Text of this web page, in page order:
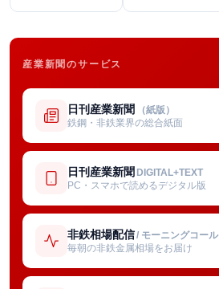
産業新聞のサービス
日刊産業新聞 （紙版）
鉄鋼・非鉄業界の総合紙面
日刊産業新聞 DIGITAL+TEXT
PC・スマホで読めるデジタル版
非鉄相場配信/ モーニングコール
毎朝の非鉄金属相場をお届け